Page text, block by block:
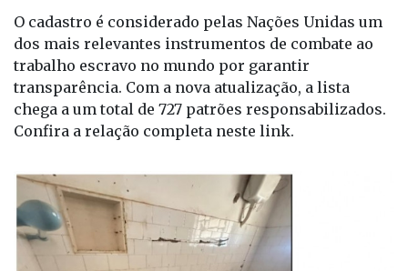
trabalho escravo no mundo por garantir
transparência. Com a nova atualização, a lista
chega a um total de 727 patrões responsabilizados.
Confira a relação completa neste link.